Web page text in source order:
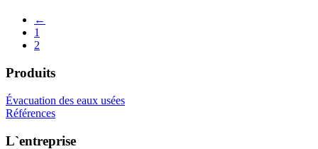
←
1
2
Produits
Évacuation des eaux usées
Références
L`entreprise